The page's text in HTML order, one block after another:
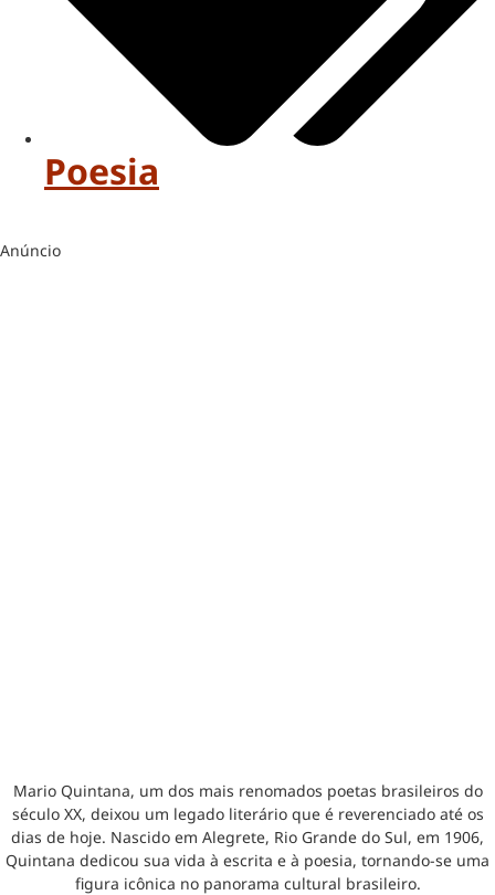
Poesia
Anúncio
Mario Quintana, um dos mais renomados poetas brasileiros do
século XX, deixou um legado literário que é reverenciado até os
dias de hoje. Nascido em Alegrete, Rio Grande do Sul, em 1906,
Quintana dedicou sua vida à escrita e à poesia, tornando-se uma
figura icônica no panorama cultural brasileiro.